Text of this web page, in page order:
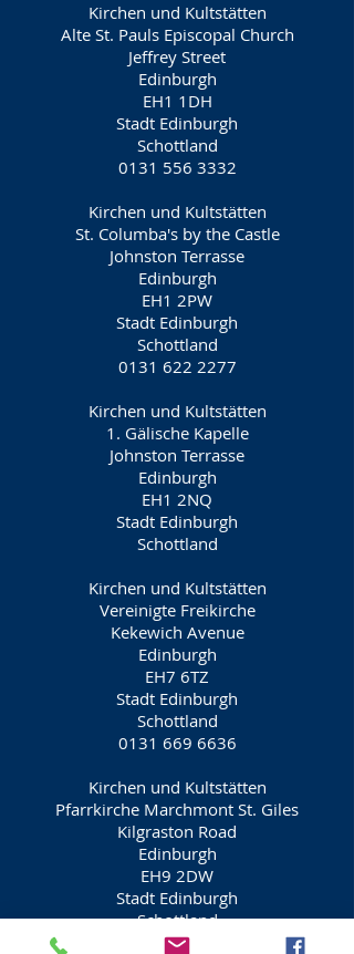
Kirchen und Kultstätten
Alte St. Pauls Episcopal Church
Jeffrey Street
Edinburgh
EH1 1DH
Stadt Edinburgh
Schottland
0131 556 3332
Kirchen und Kultstätten
St. Columba's by the Castle
Johnston Terrasse
Edinburgh
EH1 2PW
Stadt Edinburgh
Schottland
0131 622 2277
Kirchen und Kultstätten
1. Gälische Kapelle
Johnston Terrasse
Edinburgh
EH1 2NQ
Stadt Edinburgh
Schottland
Kirchen und Kultstätten
Vereinigte Freikirche
Kekewich Avenue
Edinburgh
EH7 6TZ
Stadt Edinburgh
Schottland
0131 669 6636
Kirchen und Kultstätten
Pfarrkirche Marchmont St. Giles
Kilgraston Road
Edinburgh
EH9 2DW
Stadt Edinburgh
Schottland
0131 447 4359